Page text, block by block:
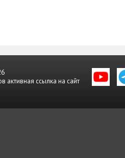
активная ссылка на сайт